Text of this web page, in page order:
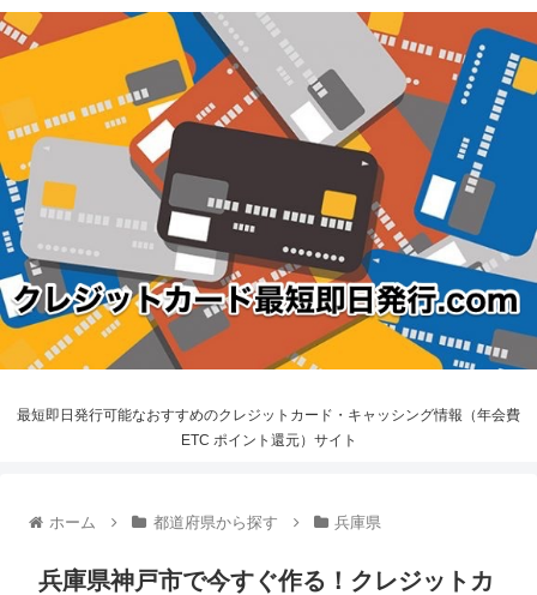
最短即日発行可能なおすすめのクレジットカード・キャッシング情報（年会費
ETC ポイント還元）サイト
ホーム 都道府県から探す 兵庫県
兵庫県神戸市で今すぐ作る！クレジットカ